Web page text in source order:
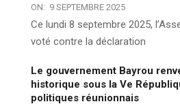
ON: 9 SEPTEMBRE 2025
Ce lundi 8 septembre 2025,
voté contre la déclaration
Le gouvernement Bayrou
historique sous la Ve
politiques réunionnais